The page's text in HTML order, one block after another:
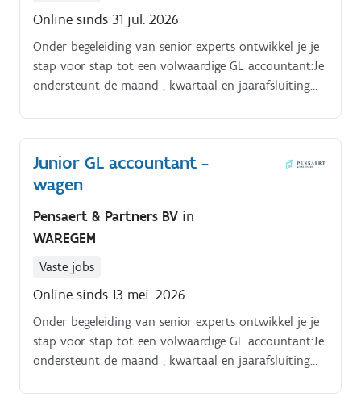
Online sinds 31 jul. 2026
Onder begeleiding van senior experts ontwikkel je je
stap voor stap tot een volwaardige GL accountant:Je
ondersteunt de maand , kwartaal en jaarafsluiting
(accruals, provisies, reclassificaties). Je controleert
verrichtingen en waakt over het correct gebruik van
de algemene grootboekrekeningen.
Junior GL accountant -
wagen
Pensaert & Partners BV in
WAREGEM
Vaste jobs
Online sinds 13 mei. 2026
Onder begeleiding van senior experts ontwikkel je je
stap voor stap tot een volwaardige GL accountant:Je
ondersteunt de maand , kwartaal en jaarafsluiting